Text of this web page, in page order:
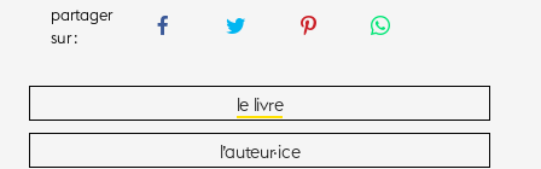
ville
le livre
l’auteur·ice